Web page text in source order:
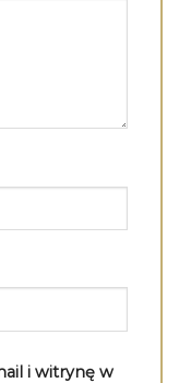
i witrynę w